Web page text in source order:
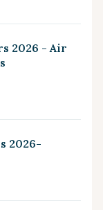
2026 - Air
2026-